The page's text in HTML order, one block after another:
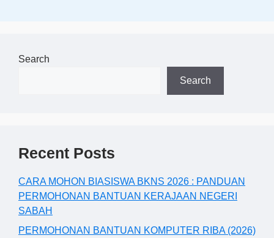
Search
Search
Recent Posts
CARA MOHON BIASISWA BKNS 2026 : PANDUAN
PERMOHONAN BANTUAN KERAJAAN NEGERI
SABAH
PERMOHONAN BANTUAN KOMPUTER RIBA (2026)